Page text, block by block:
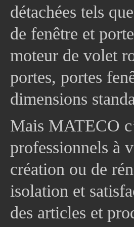
détachées tels
de fenêtre et
moteur de volet
portes, portes
dimensions
Mais MATECO
professionnels à
création ou de
isolation et
des articles et